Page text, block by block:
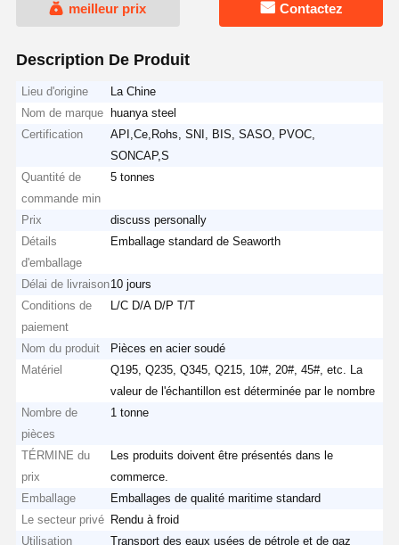
meilleur prix Contactez
Description De Produit
Lieu d'origine
La Chine
Nom de marque
huanya steel
Certification
API,Ce,Rohs, SNI, BIS, SASO, PVOC,
SONCAP,S
Quantité de
commande min
5 tonnes
Prix
discuss personally
Détails
d'emballage
Emballage standard de Seaworth
Délai de livraison10 jours
Conditions de
paiement
L/C D/A D/P T/T
Nom du produit
Pièces en acier soudé
Matériel
Q195, Q235, Q345, Q215, 10#, 20#, 45#, etc. La
valeur de l'échantillon est déterminée par le nombre
Nombre de
pièces
1 tonne
TÉRMINE du
prix
Les produits doivent être présentés dans le
commerce.
Emballage
Emballages de qualité maritime standard
Le secteur privé Rendu à froid
Utilisation
Transport des eaux usées de pétrole et de gaz